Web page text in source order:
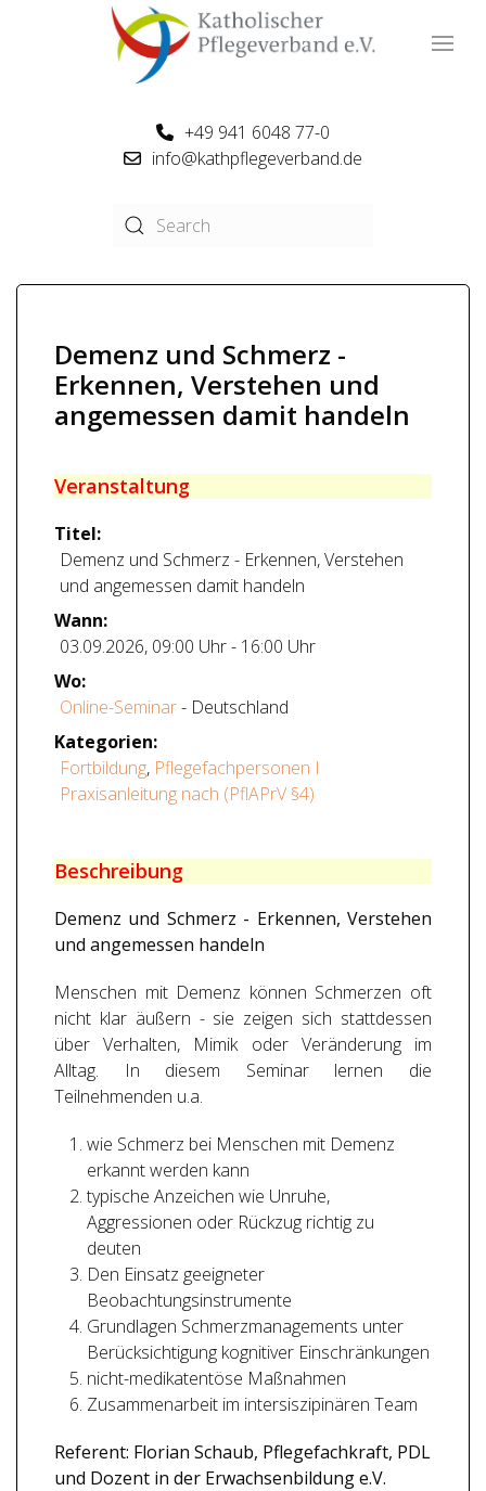
+49 941 6048 77-0
info@kathpflegeverband.de
Demenz und Schmerz -
Erkennen, Verstehen und
angemessen damit handeln
Veranstaltung
Titel:
Demenz und Schmerz - Erkennen, Verstehen
und angemessen damit handeln
Wann:
03.09.2026, 09:00 Uhr- 16:00 Uhr
Wo:
Online-Seminar- Deutschland
Kategorien:
Fortbildung, Pflegefachpersonen I
Praxisanleitung nach (PflAPrV §4)
Beschreibung
Demenz und Schmerz - Erkennen, Verstehen
und angemessen handeln
Menschen mit Demenz können Schmerzen oft
nicht klar äußern - sie zeigen sich stattdessen
über Verhalten, Mimik oder Veränderung im
Alltag. In diesem Seminar lernen die
Teilnehmenden u.a.
wie Schmerz bei Menschen mit Demenz
erkannt werden kann
typische Anzeichen wie Unruhe,
Aggressionen oder Rückzug richtig zu
deuten
Den Einsatz geeigneter
Beobachtungsinstrumente
Grundlagen Schmerzmanagements unter
Berücksichtigung kognitiver Einschränkungen
nicht-medikatentöse Maßnahmen
Zusammenarbeit im intersiszipinären Team
Referent: Florian Schaub, Pflegefachkraft, PDL
und Dozent in der Erwachsenbildung e.V.